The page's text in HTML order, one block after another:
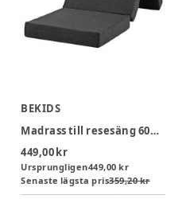
BEKIDS
Madrass till resesäng 60x120x5cm
449,00 kr
Ursprungligen449,00 kr
Senaste lägsta pris359,20 kr